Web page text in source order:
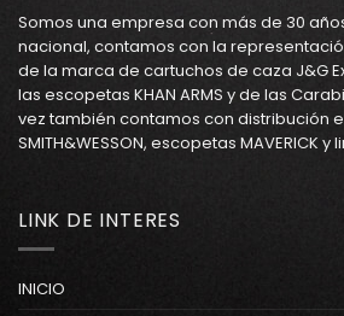
Somos una empresa con más de 30
nacional, contamos con la
de la marca de cartuchos de caza J&G
las escopetas KHAN ARMS y de las
vez también contamos con distribución
SMITH&WESSON, escopetas MAVERICK y
LINK DE INTERES
INICIO